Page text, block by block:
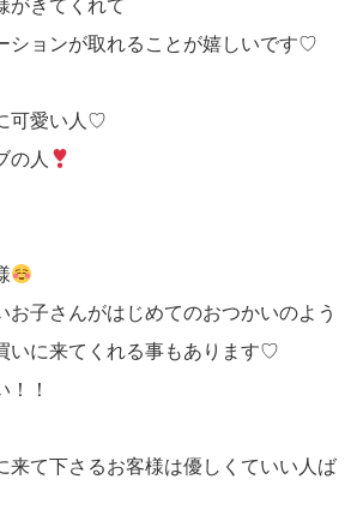
がきてくれて
ションが取れることが嬉しいです♡
可愛い人♡
の人
お子さんがはじめてのおつかいのよう
いに来てくれる事もあります♡
！！
来て下さるお客様は優しくていい人ば